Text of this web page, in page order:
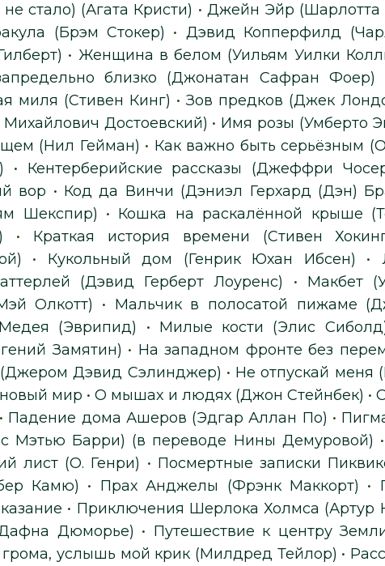
стало) (Агата Кристи) • Джейн Эйр (Шарлотта
(Брэм Стокер) • Дэвид Копперфилд
• Женщина в белом (Уильям Уилки
близко (Джонатан Сафран Фоер)
миля (Стивен Кинг) •Зов предков (Джек
Достоевский) • Имя розы (Умберто
(Нил Гейман) • Как важно быть серьёзным
• Кентерберийские рассказы (Джеффри
вор • Код да Винчи (Дэниэл Герхард (Дэн)
Шекспир) • Кошка на раскалённой крыше
• Краткая история времени (Стивен
• Кукольный дом (Генрик Юхан Ибсен) •
(Дэвид Герберт Лоуренс)
• Макбет
Олкотт)
• Мальчик в полосатой пижаме
Медея (Эврипид) • Милые кости (Элис
Замятин) • На западном фронте без
Дэвид Сэлинджер) • Не отпускай меня
мир •О мышах и людях (Джон Стейнбек) •
• Падение дома Ашеров (Эдгар Аллан По) •
Мэтью Барри) (в переводе Нины Демуровой) •
лист (О. Генри) • Посмертные записки
Камю) • Прах Анджелы (Фрэнк Маккорт) •
• Приключения Шерлока Холмса (Артур
Дюморье) • Путешествие к центру
грома, услышь мой крик (Милдред Тейлор) •